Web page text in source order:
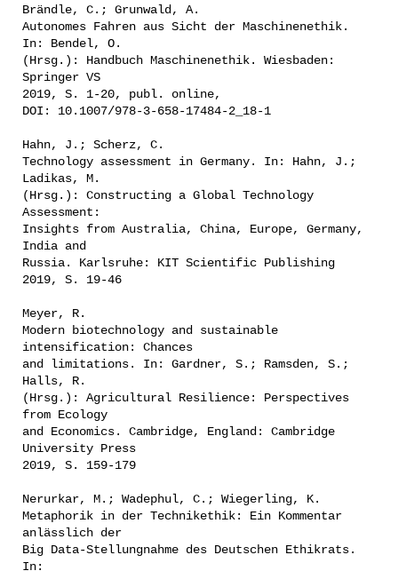
Brändle, C.; Grunwald, A.
Autonomes Fahren aus Sicht der Maschinenethik.
In: Bendel, O.
(Hrsg.): Handbuch Maschinenethik. Wiesbaden:
Springer VS
2019, S. 1-20, publ. online,
DOI: 10.1007/978-3-658-17484-2_18-1
Hahn, J.; Scherz, C.
Technology assessment in Germany. In: Hahn, J.;
Ladikas, M.
(Hrsg.): Constructing a Global Technology
Assessment:
Insights from Australia, China, Europe, Germany,
India and
Russia. Karlsruhe: KIT Scientific Publishing
2019, S. 19-46
Meyer, R.
Modern biotechnology and sustainable
intensification: Chances
and limitations. In: Gardner, S.; Ramsden, S.;
Halls, R.
(Hrsg.): Agricultural Resilience: Perspectives
from Ecology
and Economics. Cambridge, England: Cambridge
University Press
2019, S. 159-179
Nerurkar, M.; Wadephul, C.; Wiegerling, K.
Metaphorik in der Technikethik: Ein Kommentar
anlässlich der
Big Data-Stellungnahme des Deutschen Ethikrats.
In: